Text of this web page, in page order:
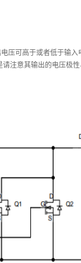
压可高于或者低于输
注意其输出的电压极